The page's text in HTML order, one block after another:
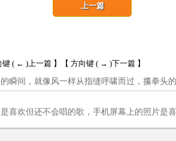
( ← )上一篇 】【 方向键 ( → )下一篇 】
瞬间，就像风一样从指缝呼啸而过，攥拳头
上一篇
喜欢但还不会唱的歌，手机屏幕上的照片是